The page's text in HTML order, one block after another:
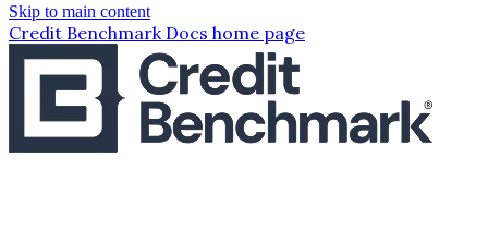
Skip to main content
Credit Benchmark Docs home page